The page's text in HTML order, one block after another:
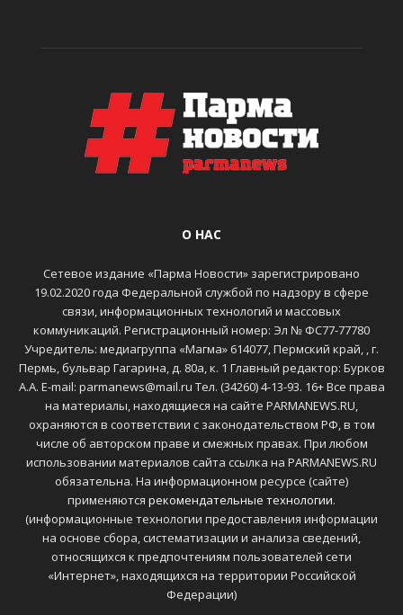
О НАС
Сетевое издание «Парма Новости» зарегистрировано
19.02.2020 года Федеральной службой по надзору в сфере
связи, информационных технологий и массовых
коммуникаций. Регистрационный номер: Эл № ФС77-77780
Учредитель: медиагруппа «Магма» 614077, Пермский край, , г.
Пермь, бульвар Гагарина, д. 80а, к. 1 Главный редактор: Бурков
А.А. E-mail: parmanews@mail.ru Тел. (34260) 4-13-93. 16+ Все права
на материалы, находящиеся на сайте PARMANEWS.RU,
охраняются в соответствии с законодательством РФ, в том
числе об авторском праве и смежных правах. При любом
использовании материалов сайта ссылка на PARMANEWS.RU
обязательна. На информационном ресурсе (сайте)
применяются рекомендательные технологии.
(информационные технологии предоставления информации
на основе сбора, систематизации и анализа сведений,
относящихся к предпочтениям пользователей сети
«Интернет», находящихся на территории Российской
Федерации)